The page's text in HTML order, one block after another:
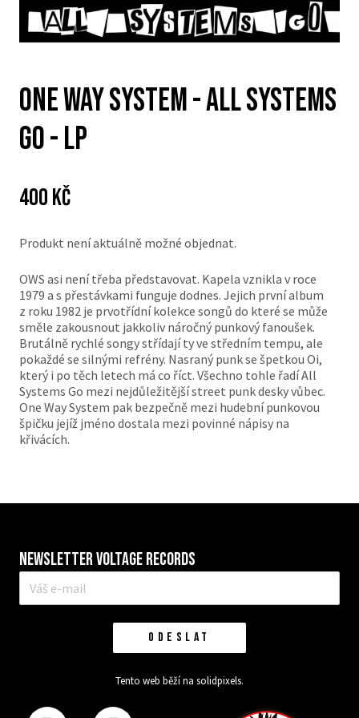
One Way System - All Systems
Go - LP
Cena:
400 Kč
Produkt není aktuálně možné objednat.
OWS asi není třeba představovat. Kapela vznikla v roce
1979 a s přestávkami funguje dodnes. Jejich první album
z roku 1982 je prvotřídní kolekce songů do které se může
směle zakousnout jakkoliv náročný punkový fanoušek.
Brutálně rychlé songy střídají ty ve středním tempu, ale
pokaždé se silnými refrény. Nasraný punk se špetkou Oi,
který i po těch letech má co říct. Všechno tohle řadí All
Systems Go mezi nejdůležitější street punk desky vůbec.
One Way System pak bezpečně mezi hudební punkovou
špičku jejíž jméno dostala mezi povinné nápisy na
křivácích.
Newsletter VOLTAGE RECORDS
mail
ODESLAT
Tento web běží na solidpixels.